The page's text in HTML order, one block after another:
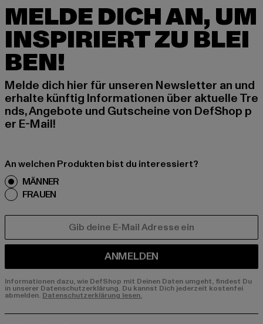
MELDE DICH AN, UM
INSPIRIERT ZU BLEI
BEN!
Melde dich hier für unseren Newsletter an und
erhalte künftig Informationen über aktuelle Tre
nds, Angebote und Gutscheine von DefShop p
er E-Mail!
An welchen Produkten bist du interessiert?
MÄNNER
FRAUEN
ANMELDEN
Informationen dazu, wie DefShop mit Deinen Daten umgeht, findest Du
in unserer Datenschutzerklärung. Du kannst Dich jederzeit kostenfei
abmelden. Datenschutzerklärung lesen.